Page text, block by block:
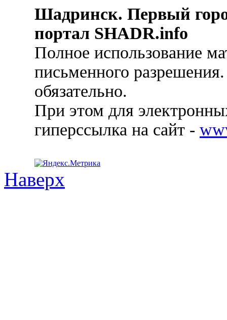
Шадринск. Первый
портал SHADR.info
Полное использование
письменного
обязательно.
При этом для
гиперссылка на сайт -
Наверх